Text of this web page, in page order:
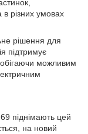
різних умовах
рішення для
підтримує
можливим
піднімають цей
на новий